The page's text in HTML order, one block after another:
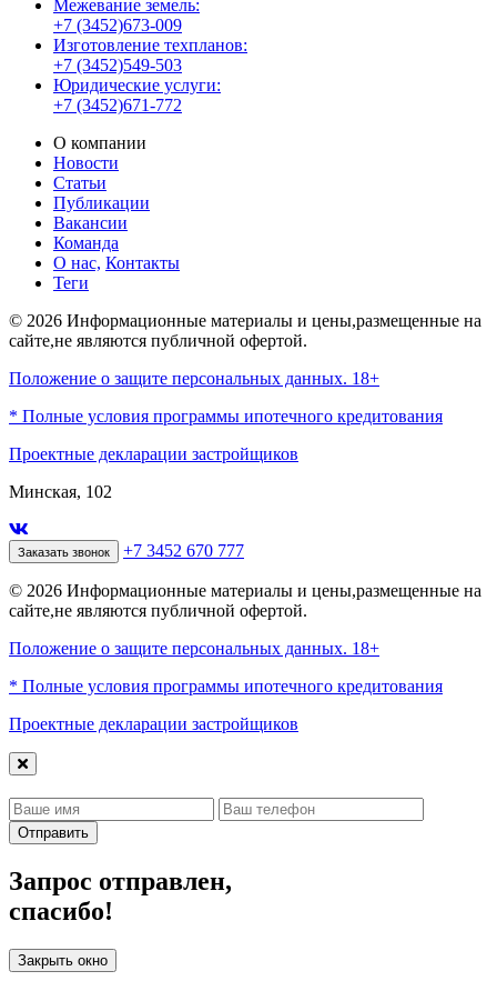
Межевание земель:
+7 (3452)673-009
Изготовление техпланов:
+7 (3452)549-503
Юридические услуги:
+7 (3452)671-772
О компании
Новости
Статьи
Публикации
Вакансии
Команда
О нас, Контакты
Теги
© 2026 Информационные материалы и цены,размещенные на
сайте,не являются публичной офертой.
Положение о защите персональных данных. 18+
* Полные условия программы ипотечного кредитования
Проектные декларации застройщиков
Минская, 102
Заказать звонок +7 3452 670 777
© 2026 Информационные материалы и цены,размещенные на
сайте,не являются публичной офертой.
Положение о защите персональных данных. 18+
* Полные условия программы ипотечного кредитования
Проектные декларации застройщиков
Отправить
Запрос отправлен,
спасибо!
Закрыть окно